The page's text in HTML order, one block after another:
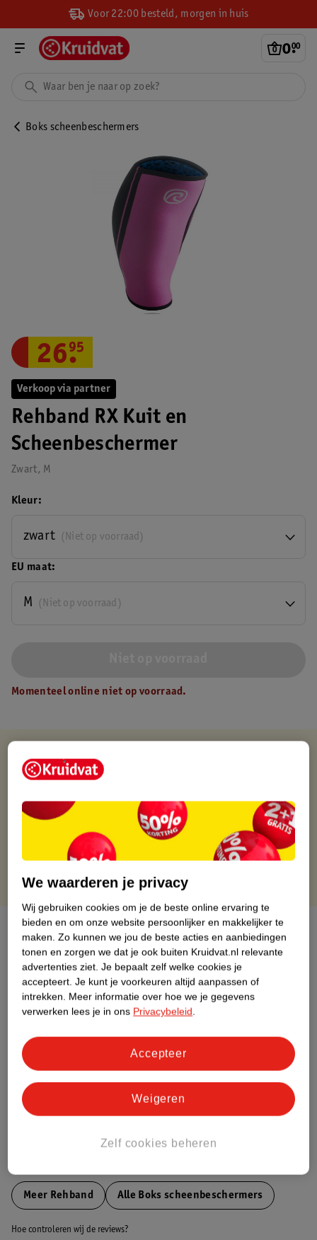
Voor 22:00 besteld, morgen in huis
0.
00
Boks scheenbeschermers
Verkoop via partner
Rehband RX Kuit en
Scheenbeschermer
Zwart, M
26.
95
EU maat
(Niet op voorraad)
M
Kleur
(Niet op voorraad)
zwart
Momenteel online niet op voorraad.
Verkocht en verstuurd door
Gratis thuisbezorgd
Gratis retourneren via verkooppartner.
Gratis punten met je Kruidvat kaart
Over dit product
Productinformatie
Nature Impact Score
Impact Score.
Meer informatie
Bestel & Bezorginformatie
Meer Rehband Alle Boks scheenbeschermers
Hoe controleren wij de reviews?
We waarderen je privacy
Wij gebruiken cookies om je de beste online ervaring te
bieden en om onze website persoonlijker en makkelijker te
maken. Zo kunnen we jou de beste acties en aanbiedingen
tonen en zorgen we dat je ook buiten Kruidvat.nl relevante
advertenties ziet. Je bepaalt zelf welke cookies je
accepteert. Je kunt je voorkeuren altijd aanpassen of
intrekken. Meer informatie over hoe we je gegevens
verwerken lees je in ons Privacybeleid.
Zelf cookies beheren
Weigeren
Accepteer